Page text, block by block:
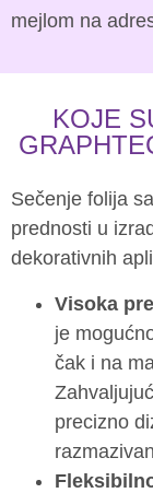
mejlom na
KOJE
Sečenje folija
prednosti u
dekorativnih
Visoka
je
čak i na
precizno